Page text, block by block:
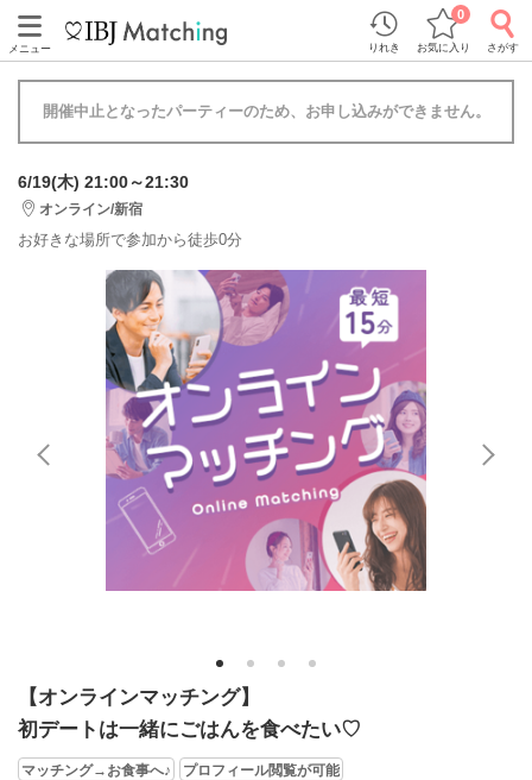
メニュー りれき お気に入り
0
さがす
開催中止となったパーティーのため、お申し込みができません。
6/19(木) 21:00～21:30
オンライン/新宿
お好きな場所で参加から徒歩0分
1 2 3 4
【オンラインマッチング】
初デートは一緒にごはんを食べたい♡
マッチング→お食事へ♪ プロフィール閲覧が可能